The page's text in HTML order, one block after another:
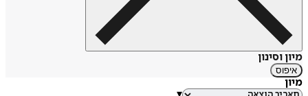
מיון וסינון
איפוס
מיון